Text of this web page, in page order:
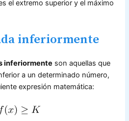
el extremo superior y el máximo
inferiormente
inferiormente son aquellas que
a un determinado número,
expresión matemática: